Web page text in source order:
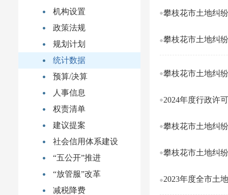
机构设置
政策法规
规划计划
统计数据
预算/决算
人事信息
权责清单
建议提案
社会信用体系建设
“五公开”推进
“放管服”改革
减税降费
攀枝花市土地纠
攀枝花市土地纠
攀枝花市土地纠
2024年度行政许
攀枝花市土地纠
攀枝花市土地纠
2023年度全市土